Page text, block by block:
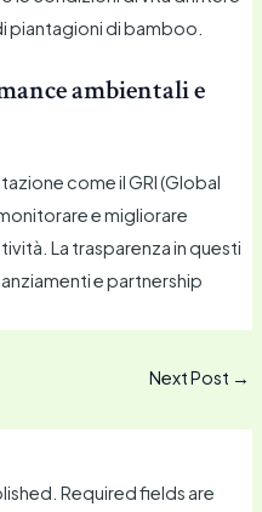
piantagioni di bamboo.
ambientali e
come il GRI (Global
e migliorare
La trasparenza in questi
e partnership
Next Post →
Required fields are